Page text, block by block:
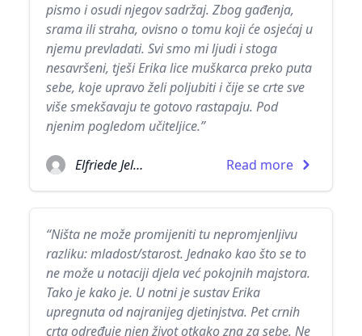
pismo i osudi njegov sadržaj. Zbog gađenja,
srama ili straha, ovisno o tomu koji će osjećaj u
njemu prevladati. Svi smo mi ljudi i stoga
nesavršeni, tješi Erika lice muškarca preko puta
sebe, koje upravo želi poljubiti i čije se crte sve
više smekšavaju te gotovo rastapaju. Pod
njenim pogledom učiteljice.”
Elfriede Jelinek Read more
“Ništa ne može promijeniti tu nepromjenljivu
razliku: mladost/starost. Jednako kao što se to
ne može u notaciji djela već pokojnih majstora.
Tako je kako je. U notni je sustav Erika
upregnuta od najranijeg djetinjstva. Pet crnih
crta određuje njen život otkako zna za sebe. Ne